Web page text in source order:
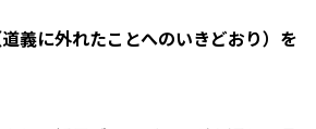
義に外れたことへのいきどおり）を